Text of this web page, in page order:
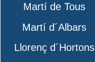
Martí de Tous
Martí d´Albars
Llorenç d´Hortons